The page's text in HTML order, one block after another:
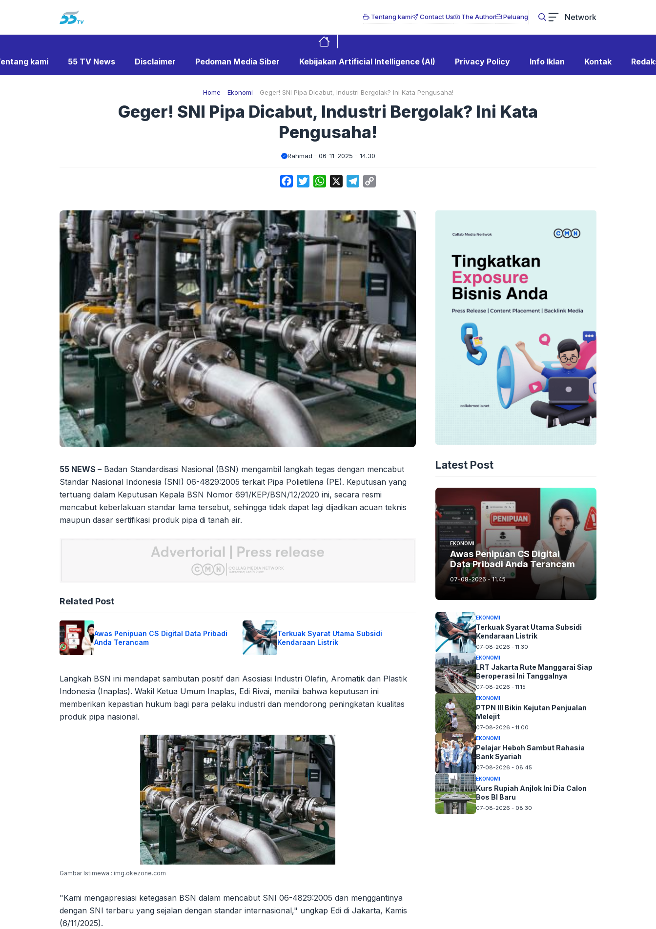
Tentang kami Contact Us The Author Peluang Network
kami 55 TV News Disclaimer Pedoman Media Siber Kebijakan Artificial Intelligence (AI) Privacy Policy Info Iklan Kontak
Home - Ekonomi - Geger! SNI Pipa Dicabut, Industri Bergolak? Ini Kata Pengusaha!
Geger! SNI Pipa Dicabut, Industri Bergolak? Ini Kata
Pengusaha!
Rahmad 06-11-2025 - 14.30
FacebookTwitterWhatsApp Telegram
55 NEWS – Badan Standardisasi Nasional (BSN) mengambil langkah tegas dengan mencabut
Standar Nasional Indonesia (SNI) 06-4829:2005 terkait Pipa Polietilena (PE). Keputusan yang
tertuang dalam Keputusan Kepala BSN Nomor 691/KEP/BSN/12/2020 ini, secara resmi
mencabut keberlakuan standar lama tersebut, sehingga tidak dapat lagi dijadikan acuan teknis
maupun dasar sertifikasi produk pipa di tanah air.
Related Post
Awas Penipuan CS Digital Data Pribadi
Anda Terancam
Terkuak Syarat Utama Subsidi
Kendaraan Listrik
Langkah BSN ini mendapat sambutan positif dari Asosiasi Industri Olefin, Aromatik dan Plastik
Indonesia (Inaplas). Wakil Ketua Umum Inaplas, Edi Rivai, menilai bahwa keputusan ini
memberikan kepastian hukum bagi para pelaku industri dan mendorong peningkatan kualitas
produk pipa nasional.
Gambar Istimewa : img.okezone.com
"Kami mengapresiasi ketegasan BSN dalam mencabut SNI 06-4829:2005 dan menggantinya
dengan SNI terbaru yang sejalan dengan standar internasional," ungkap Edi di Jakarta, Kamis
(6/11/2025).
Latest Post
EKONOMI
Awas Penipuan CS Digital
Data Pribadi Anda Terancam
07-08-2026 - 11.45
EKONOMI
Terkuak Syarat Utama Subsidi
Kendaraan Listrik
07-08-2026 - 11.30
EKONOMI
LRT Jakarta Rute Manggarai Siap
Beroperasi Ini Tanggalnya
07-08-2026 - 11.15
EKONOMI
PTPN III Bikin Kejutan Penjualan
Melejit
07-08-2026 - 11.00
EKONOMI
Pelajar Heboh Sambut Rahasia
Bank Syariah
07-08-2026 - 08.45
EKONOMI
Kurs Rupiah Anjlok Ini Dia Calon
Bos BI Baru
07-08-2026 - 08.30